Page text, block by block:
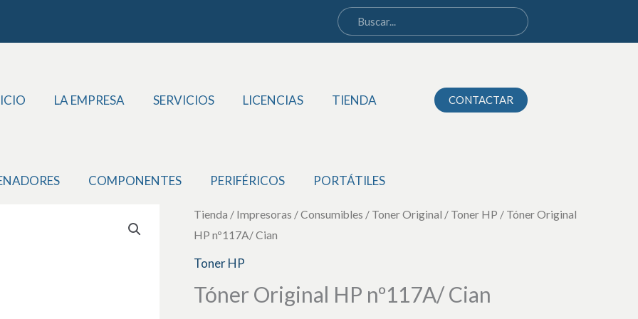
LA EMPRESA SERVICIOS LICENCIAS TIENDA CONTACTAR
COMPONENTES PERIFÉRICOS PORTÁTILES
Tienda / Impresoras / Consumibles / Toner Original / Toner HP / Tóner Original
HP nº117A/ Cian
Toner HP
Tóner Original HP nº117A/ Cian
Tóner
Original
HP
Cian
HP
nº117A/